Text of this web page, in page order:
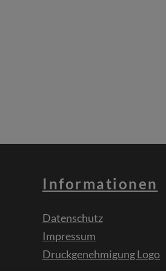
Informationen
Datenschutz
Impressum
Druckgenehmigung Logo